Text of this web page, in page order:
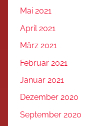
Mai 2021
April 2021
März 2021
Februar 2021
Januar 2021
Dezember 2020
September 2020